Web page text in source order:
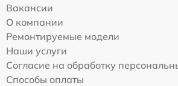
Вакансии
О компании
Ремонтируемые модели
Наши услуги
Согласие на обработку
Способы оплаты